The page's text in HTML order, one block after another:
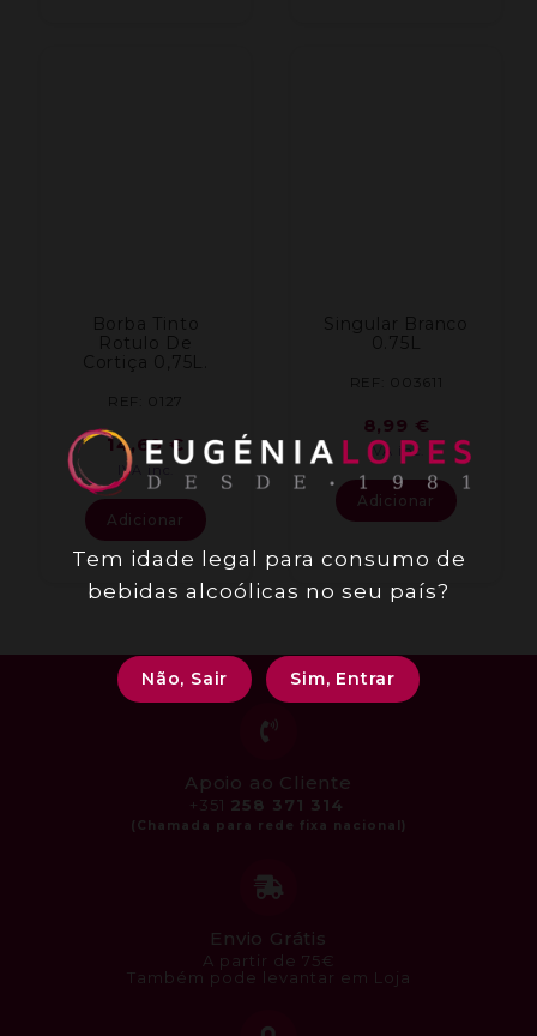
Borba Tinto
Rotulo De
Cortiça 0,75L.
REF: 0127
14,69 €
IVA inc.
Adicionar
Singular Branco
0.75L
REF: 003611
8,99 €
IVA inc.
Adicionar
Apoio ao Cliente
+351 258 371 314
Envio Grátis
A partir de 75€
Também pode levantar em Loja
Tem idade legal para consumo de
bebidas alcoólicas no seu país?
Não, Sair Sim, Entrar